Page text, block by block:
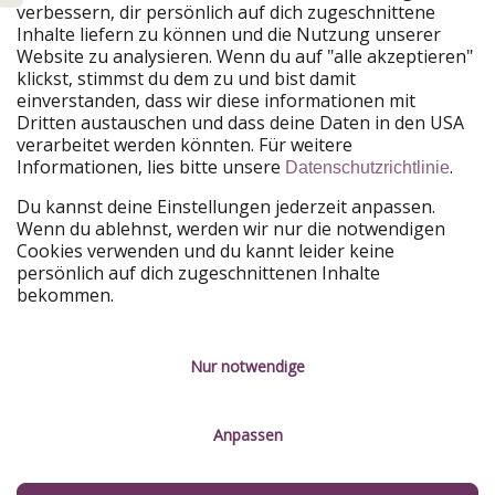
Unsere Märkte
PiratinViaggio
HolidayPirates
VakantiePiraten
WakacyjniPiraci
VoyagesPirates
Ferienpiraten
Urlaubspiraten
ViajerosPiratas
TravelPirates
HolidayPirates Group
Lerne uns kennen
Über uns
Nachhaltigkeit
Rechtliches
Kontakt
Service-Kontrolle
verbessern, dir persönlich auf dich zugeschnittene
Inhalte liefern zu können und die Nutzung unserer
Website zu analysieren. Wenn du auf "alle akzeptieren"
klickst, stimmst du dem zu und bist damit
einverstanden, dass wir diese informationen mit
Dritten austauschen und dass deine Daten in den USA
verarbeitet werden könnten. Für weitere
Informationen, lies bitte unsere Datenschutzrichtlinie.
Du kannst deine Einstellungen jederzeit anpassen.
Wenn du ablehnst, werden wir nur die notwendigen
Cookies verwenden und du kannt leider keine
persönlich auf dich zugeschnittenen Inhalte
bekommen.
Nur notwendige
Anpassen